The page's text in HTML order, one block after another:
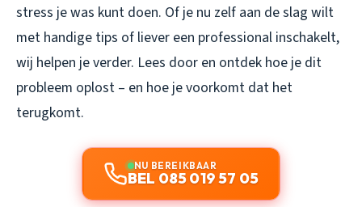
stress je was kunt doen. Of je nu zelf aan de slag wilt
met handige tips of liever een professional inschakelt,
wij helpen je verder. Lees door en ontdek hoe je dit
probleem oplost – en hoe je voorkomt dat het
terugkomt.
NU BEREIKBAAR
BEL 085 019 57 05